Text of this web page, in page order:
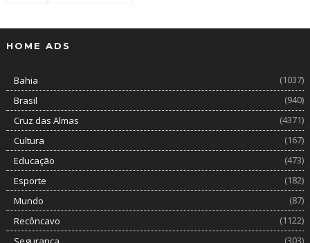
HOME ADS
Bahia
(1037)
Brasil
(940)
Cruz das Almas
(4371)
Cultura
(167)
Educação
(473)
Esporte
(182)
Mundo
(87)
Recôncavo
(1122)
(303)